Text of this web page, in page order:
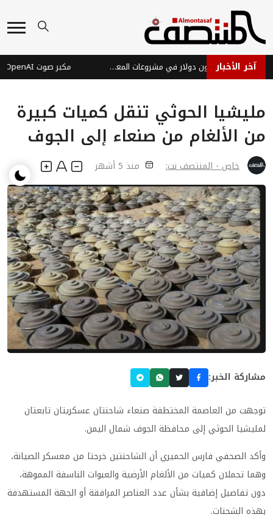
آخر الأخبار إدارة ترامب تستثمر 58 مليون دولار في مشروعات المعادن الحيوية لتقليل الاعتماد على الصين
مليشيا الحوثي تنقل كميات كبيرة
من الألغام من صنعاء إلى الجوف
خاص - المنتصف نت: منذ 5 أشهر
مشاركة الخبر:
توجهت من العاصمة المختطفة صنعاء شاحنتان عسكريتان تابعتان
لمليشيا الحوثي إلى محافظة الجوف شمال اليمن.
وأكد الصحفي فارس الحميري أن الشاحنتين خرجتا من معسكر الصيانة،
وهما تحملان كميات من الألغام الأرضية والعبوات الناسفة المموهة،
دون تفاصيل إضافية بشأن عدد العناصر المرافقة أو الجهة المستهدفة
بهذه الشحنات.